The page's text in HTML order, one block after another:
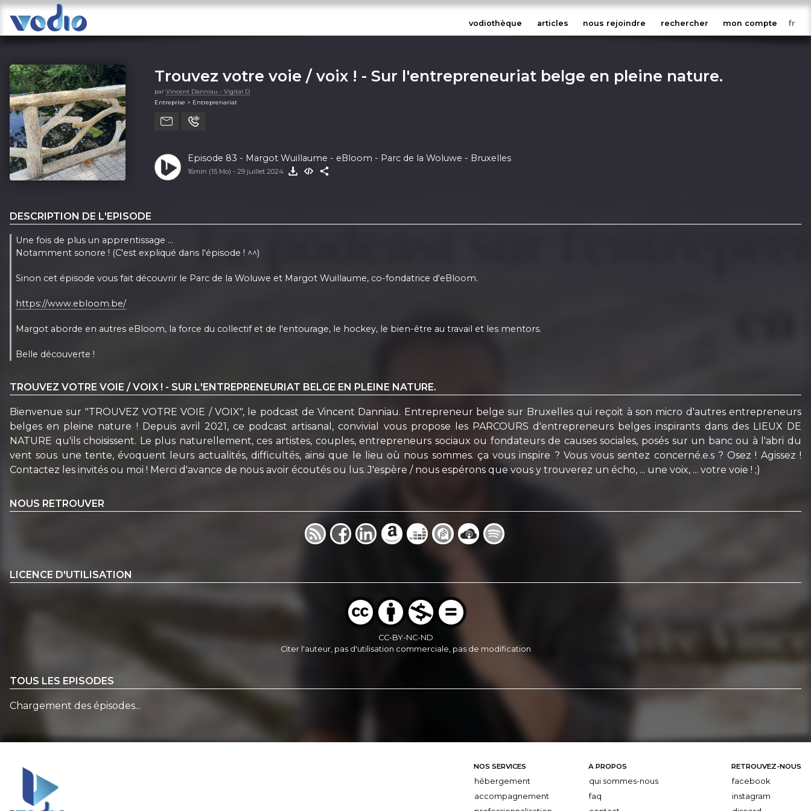
vodiothèque articles nous rejoindre rechercher mon compte
Trouvez votre voie / voix ! - Sur l'entrepreneuriat belge en pleine nature.
par Vincent Danniau - Vigital D
Entreprise > Entreprenariat
Episode 83 - Margot Wuillaume - eBloom - Parc de la Woluwe - Bruxelles
16min (15 Mo) - 29 juillet 2024
DESCRIPTION DE L'EPISODE
Une fois de plus un apprentissage ...
Notamment sonore ! (C'est expliqué dans l'épisode ! ^^)
Sinon cet épisode vous fait découvrir le Parc de la Woluwe et Margot Wuillaume, co-fondatrice d'eBloom.
https://www.ebloom.be/
Margot aborde en autres eBloom, la force du collectif et de l'entourage, le hockey, le bien-être au travail et les mentors.
Belle découverte !
TROUVEZ VOTRE VOIE / VOIX ! - SUR L'ENTREPRENEURIAT BELGE EN PLEINE NATURE.
Bienvenue sur "TROUVEZ VOTRE VOIE / VOIX", le podcast de Vincent Danniau. Entrepreneur belge sur Bruxelles qui reçoit à son micro d'autres entrepreneurs
belges en pleine nature ! Depuis avril 2021, ce podcast artisanal, convivial vous propose les PARCOURS d'entrepreneurs belges inspirants dans des LIEUX DE
NATURE qu'ils choisissent. Le plus naturellement, ces artistes, couples, entrepreneurs sociaux ou fondateurs de causes sociales, posés sur un banc ou à l'abri du
vent sous une tente, évoquent leurs actualités, difficultés, ainsi que le lieu où nous sommes. ça vous inspire ? Vous vous sentez concerné.e.s ? Osez ! Agissez !
Contactez les invités ou moi ! Merci d'avance de nous avoir écoutés ou lus. J'espère / nous espérons que vous y trouverez un écho, ... une voix, ... votre voie ! ;)
NOUS RETROUVER
LICENCE D'UTILISATION
CC-BY-NC-ND
Citer l'auteur, pas d'utilisation commerciale, pas de modification
TOUS LES EPISODES
Chargement des épisodes...
NOS SERVICES
hébergement
accompagnement
A PROPOS
qui sommes-nous
faq
RETROUVEZ-NOUS
facebook
instagram